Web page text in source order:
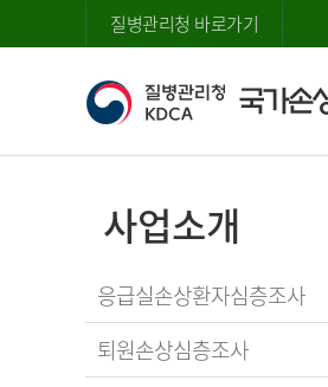
질병관리청 바로가기
사업소개
응급실손상환자심층조사
퇴원손상심층조사